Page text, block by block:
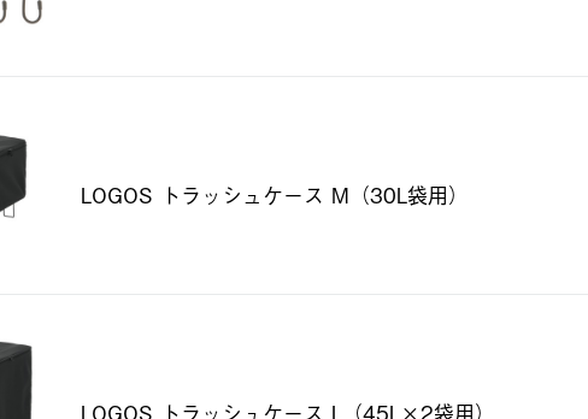
LOGOS トラッシュケース M（30L袋用）
LOGOS トラッシュケース L（45L×2袋用）